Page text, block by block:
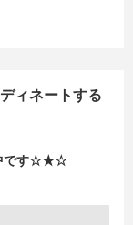
ィネートする
です☆★☆